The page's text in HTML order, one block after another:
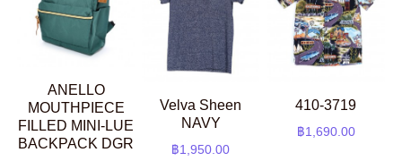
ANELLO
MOUTHPIECE
FILLED MINI-LUE
BACKPACK DGR
Velva Sheen
NAVY
฿1,950.00
410-3719
฿1,690.00